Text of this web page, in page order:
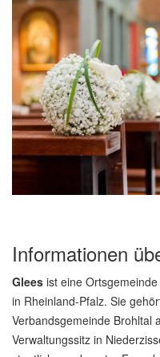
Informationen
Glees ist eine
in Rheinland-Pfalz. Sie
Verbandsgemeinde Brohltal
Verwaltungssitz in